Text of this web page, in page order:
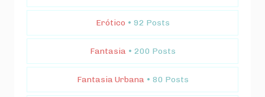
Erótico • 92 Posts
Fantasia • 200 Posts
Fantasia Urbana • 80 Posts